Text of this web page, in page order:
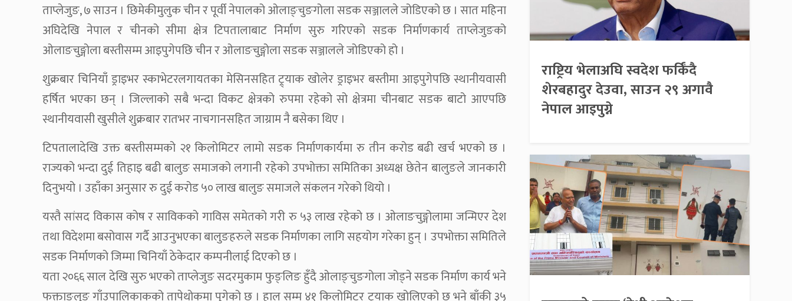
ताप्लेजुङ, ७ साउन । छिमेकीमुलुक चीन र पूर्वी नेपालको ओलाङ्चुङगोला सडक सञ्जालले जोडिएको छ । सात महिना
अघिदेखि नेपाल र चीनको सीमा क्षेत्र टिपतालाबाट निर्माण सुरु गरिएको सडक निर्माणकार्य ताप्लेजुङको
ओलाङचुङ्गोला बस्तीसम्म आइपुगेपछि चीन र ओलाङचुङ्गोला सडक सञ्जालले जोडिएको हो ।
शुक्रबार चिनियाँ ड्राइभर स्काभेटरलगायतका मेसिनसहित ट्र्याक खोलेर ड्राइभर बस्तीमा आइपुगेपछि स्थानीयवासी
हर्षित भएका छन् । जिल्लाको सबै भन्दा विकट क्षेत्रको रुपमा रहेको सो क्षेत्रमा चीनबाट सडक बाटो आएपछि
स्थानीयवासी खुसीले शुक्रबार रातभर नाचगानसहित जाग्राम नै बसेका थिए ।
टिपतालादेखि उक्त बस्तीसम्मको २१ किलोमिटर लामो सडक निर्माणकार्यमा रु तीन करोड बढी खर्च भएको छ ।
राज्यको भन्दा दुई तिहाइ बढी बालुङ समाजको लगानी रहेको उपभोक्ता समितिका अध्यक्ष छेतेन बालुङले जानकारी
दिनुभयो । उहाँका अनुसार रु दुई करोड ५० लाख बालुङ समाजले संकलन गरेको थियो ।
यस्तै सांसद विकास कोष र साविकको गाविस समेतको गरी रु ५३ लाख रहेको छ । ओलाङचुङ्गोलामा जन्मिएर देश
तथा विदेशमा बसोवास गर्दै आउनुभएका बालुङहरुले सडक निर्माणका लागि सहयोग गरेका हुन् । उपभोक्ता समितिले
सडक निर्माणको जिम्मा चिनियाँ ठेकेदार कम्पनीलाई दिएको छ ।
यता २०६६ साल देखि सुरु भएको ताप्लेजुङ सदरमुकाम फुङ्लिङ हुँदै ओलाङ्चुङगोला जोड्ने सडक निर्माण कार्य भने
राष्ट्रिय भेलाअघि स्वदेश फर्किँदै
शेरबहादुर देउवा, साउन २९ अगावै
नेपाल आइपुग्ने